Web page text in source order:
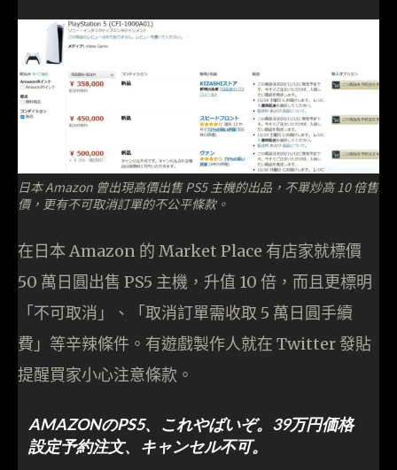
日本 Amazon 曾出現高價出售 PS5 主機的出品，不單炒高 10 倍售
價，更有不可取消訂單的不公平條款。
在日本 Amazon 的 Market Place 有店家就標價
50 萬日圓出售 PS5 主機，升值 10 倍，而且更標明
「不可取消」、「取消訂單需收取 5 萬日圓手續
費」等辛辣條件。有遊戲製作人就在 Twitter 發貼
提醒買家小心注意條款。
AMAZONのPS5、これやばいぞ。39万円価格
設定予約注文、キャンセル不可。